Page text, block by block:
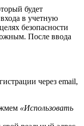
будет
в учетную
безопасности
После ввода
через email,
«Использовать